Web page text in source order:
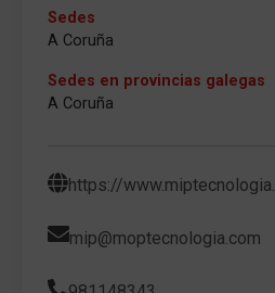
Sedes
A Coruña
Sedes en provincias galegas
A Coruña
https://
mip@moptecnologia.com